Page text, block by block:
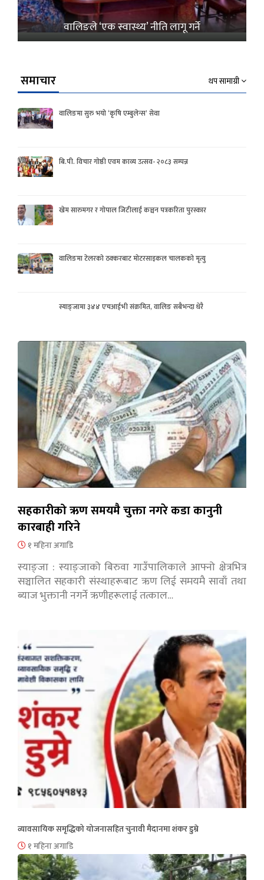
वालिङले ‘एक स्वास्थ्य’ नीति लागू गर्ने
समाचार थप सामाग्री
वालिङमा सुरु भयो ‘कृषि एम्बुलेन्स’ सेवा
बि.पी. विचार गोष्ठी एवम काव्य उत्सव- २०८३ सम्पन्न
खेम सारुमगर र गोपाल जिटीलाई कञ्चन पत्रकरिता पुरस्कार
वालिङमा टेलरको ठक्करबाट मोटरसाइकल चालकको मृत्यु
स्याङ्जामा ३४४ एचआईभी संक्रमित, वालिङ सबैभन्दा धेरै
सहकारीको ऋण समयमै चुक्ता नगरे कडा कानुनी
कारबाही गरिने
१ महिना अगाडि
स्याङ्जा : स्याङ्जाको बिरुवा गाउँपालिकाले आफ्नो क्षेत्रभित्र
सञ्चालित सहकारी संस्थाहरूबाट ऋण लिई समयमै सावाँ तथा
ब्याज भुक्तानी नगर्ने ऋणीहरूलाई तत्काल…
व्यावसायिक समृद्धिको योजनासहित चुनावी मैदानमा शंकर डुम्रे
१ महिना अगाडि